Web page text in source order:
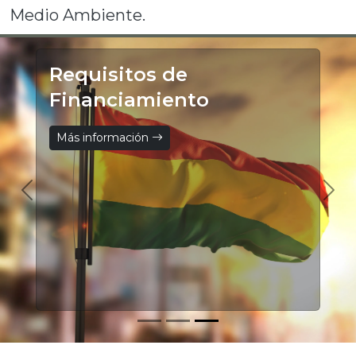
Medio Ambiente.
Requisitos de
Financiamiento
Más información